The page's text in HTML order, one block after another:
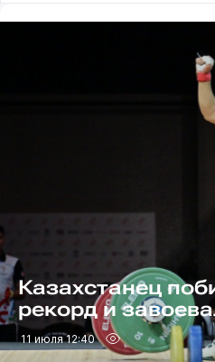
Казахстанец
рекорд и
11 июля 12:40